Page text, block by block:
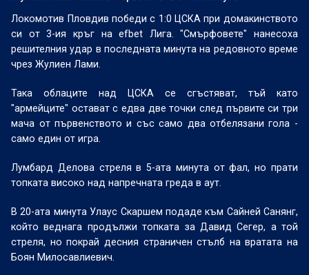
Локомотив Пловдив победи с 1:0 ЦСКА при домакинството
си от 3-ия кръг на efbet Лига. "Смърфовете" нанесоха
решителния удар в последната минута на редовното време
чрез Жулиен Лами.
Така облаците над ЦСКА се сгъстяват, тъй като
"армейците" остават с едва две точки след първите си три
мача от първенството и със само два отбелязани гола -
само един от игра.
Лумбард Делова стреля в 5-ата минута от фал, но прати
топката високо над напречната греда в аут.
В 20-ата минута Улаус Скаршем подаде към Сайней Санянг,
който веднага продължи топката за Давид Сегер, а той
стреля, но покрай десния страничен стълб на вратата на
Боян Милосавлиевич.